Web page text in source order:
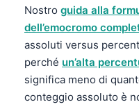
Nostro guida alla
dell’emocromo
assoluti versus
perché un’alta
significa meno di
conteggio assoluto è